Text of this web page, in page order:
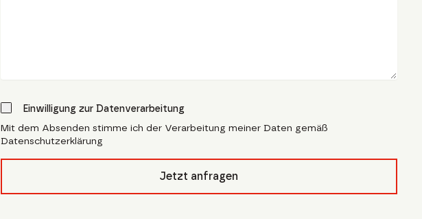
Einwilligung zur Datenverarbeitung
Mit dem Absenden stimme ich der Verarbeitung meiner Daten gemäß
Datenschutzerklärung
Jetzt anfragen